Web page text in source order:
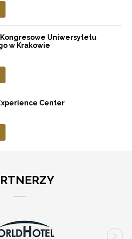
Uniwersytetu
w Krakowie
Center